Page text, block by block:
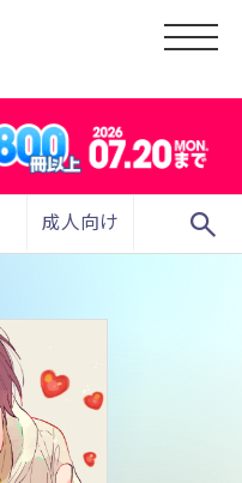
成人向け search